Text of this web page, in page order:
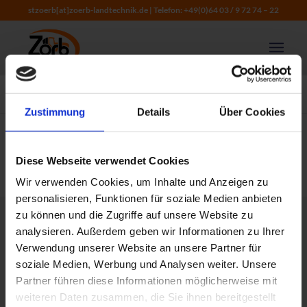
Zustimmung Details Über Cookies
Diese Webseite verwendet Cookies
Wir verwenden Cookies, um Inhalte und Anzeigen zu
personalisieren, Funktionen für soziale Medien anbieten
zu können und die Zugriffe auf unsere Website zu
analysieren. Außerdem geben wir Informationen zu Ihrer
Verwendung unserer Website an unsere Partner für
soziale Medien, Werbung und Analysen weiter. Unsere
Partner führen diese Informationen möglicherweise mit
weiteren Daten zusammen, die Sie ihnen bereitgestellt
stzoerb[at]zoerb-landtechnik.de| Telefon: +49(0)64 03 / 9 72 74 – 22
Du bist hier: Startseite / Allgemein